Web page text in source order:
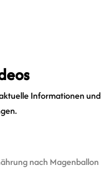
Informationen und
nach Magenballon